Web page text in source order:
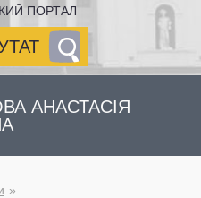
ПОРТАЛ
АНАСТАСІЯ